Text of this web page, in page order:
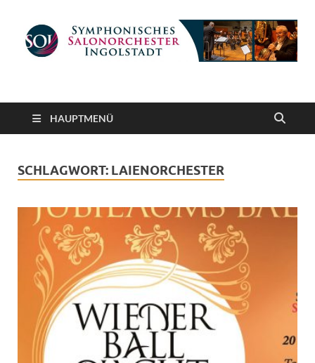
Symphonisches
Salonorchester
Ingolstadt
HAUPTMENÜ
SCHLAGWORT: LAIENORCHESTER